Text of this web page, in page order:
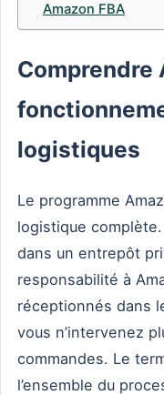
Amazon FBA
Comprendre
logistiques
Le programme
logistique
dans un entrepôt
responsabilité à
réceptionnés dans
vous n’intervenez
commandes. Le
l’ensemble du